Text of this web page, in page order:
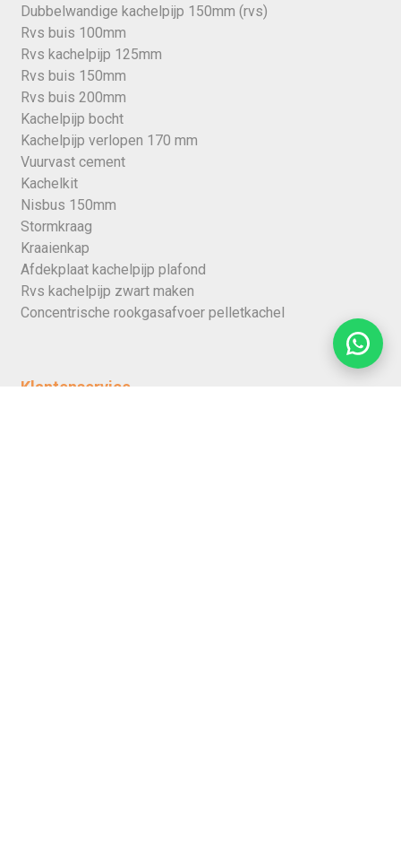
Dubbelwandige kachelpijp 150mm (rvs)
Rvs buis 100mm
Rvs kachelpijp 125mm
Rvs buis 150mm
Rvs buis 200mm
Kachelpijp bocht
Kachelpijp verlopen 170 mm
Vuurvast cement
Kachelkit
Nisbus 150mm
Stormkraag
Kraaienkap
Afdekplaat kachelpijp plafond
Rvs kachelpijp zwart maken
Concentrische rookgasafvoer pelletkachel
Klantenservice